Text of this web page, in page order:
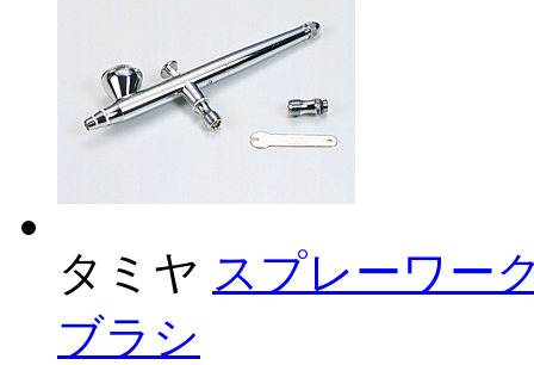
タミヤ スプレーワー
ブラシ